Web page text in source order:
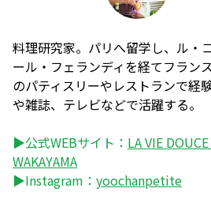
料理研究家。パリへ留学し、ル・
ール・フェランディを経てフラン
のパティスリーやレストランで経
や雑誌、テレビなどで活躍する。
▶公式WEBサイト： LA VIE
WAKAYAMA
▶Instagram： yoochanpetite